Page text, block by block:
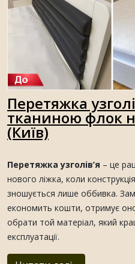
Перетяжка
тканиною флок
(Київ)
Перетяжка узголів’я – це
нового ліжка, коли
зношується лише оббивка.
економить кошти, отримує
обрати той матеріал, який
експлуатації.